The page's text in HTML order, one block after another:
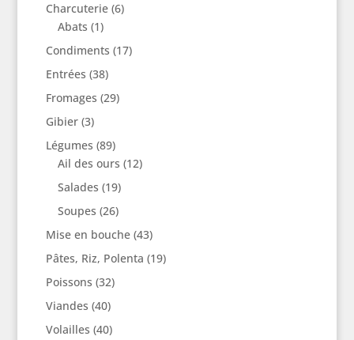
Charcuterie(6)
Abats (1)
Condiments (17)
Entrées (38)
Fromages (29)
Gibier(3)
Légumes (89)
Ail des ours (12)
Salades (19)
Soupes (26)
Mise en bouche(43)
Pâtes, Riz, Polenta (19)
Poissons (32)
Viandes (40)
Volailles (40)